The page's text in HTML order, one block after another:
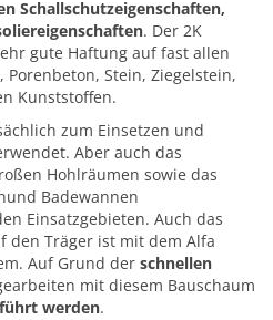
Schallschutzeigenschaften,
. Der 2K
gute Haftung auf fast allen
Porenbeton, Stein, Ziegelstein,
Kunststoffen.
zum Einsetzen und
Aber auch das
Hohlräumen sowie das
Badewannen
Einsatzgebieten. Auch das
den Träger ist mit dem Alfa
Auf Grund der schnellen
mit diesem Bauschaum
werden.